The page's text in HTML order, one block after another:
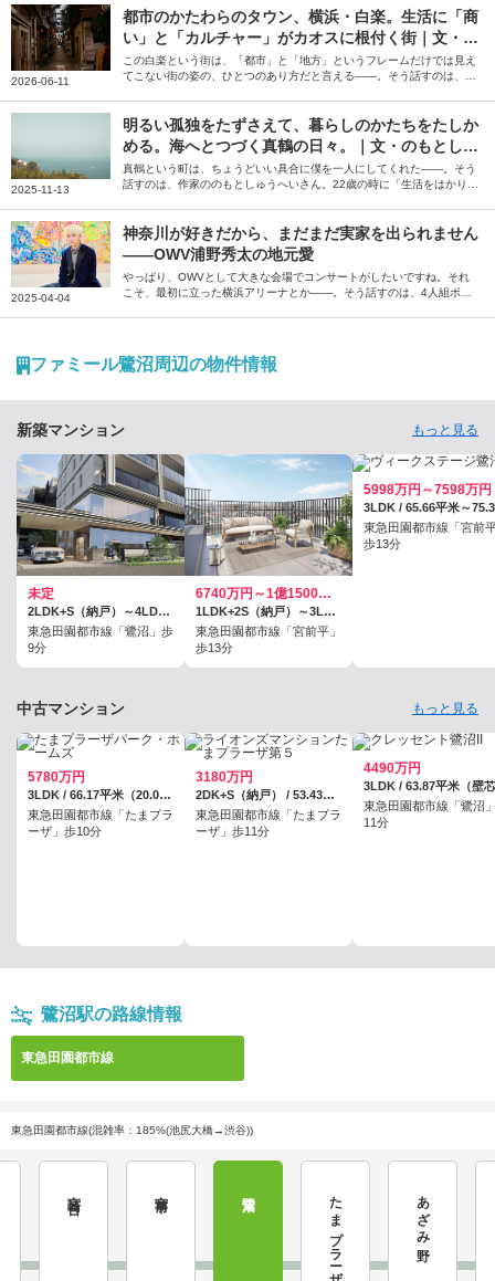
2026-06-11
都市のかたわらのタウン、横浜・白楽。生活に「商
い」と「カルチャー」がカオスに根付く街｜文・小
池真幸
この白楽という街は、「都市」と「地方」というフレームだけでは見え
てこない街の姿の、ひとつのあり方だと言える――。そう話すのは、編
2025-11-13
明るい孤独をたずさえて、暮らしのかたちをたしか
める。海へとつづく真鶴の日々。｜文・のもとしゅ
うへい（作家）
真鶴という町は、ちょうどいい具合に僕を一人にしてくれた――。そう
話すのは、作家ののもとしゅうへいさん。22歳の時に「生活をはかりな
2025-04-04
神奈川が好きだから、まだまだ実家を出られません
――OWV浦野秀太の地元愛
やっぱり、OWVとして大きな会場でコンサートがしたいですね。それ
こそ、最初に立った横浜アリーナとか――。そう話すのは、4人組ボー
ファミール鷺沼周辺の物件情報
新築マンション もっと見る
未定
2LDK+S（納戸）～4LDK / 68.56平米～90.97平米
東急田園都市線「鷺沼」歩
9分
6740万円～1億1500万円
1LDK+2S（納戸）～3LDK+S（納戸） / 56.04平米～82.02平米
東急田園都市線「宮前平」
歩13分
5998万円～7598万円
東急田園都市線「宮前
歩13分
中古マンション もっと見る
5780万円
3LDK / 66.17平米（20.01坪）（壁芯）
東急田園都市線「たまプラ
ーザ」歩10分
3180万円
2DK+S（納戸） / 53.43平米（16.16坪）
東急田園都市線「たまプラ
ーザ」歩11分
4490万円
3LDK / 63.87平米（壁
東急田園都市線「鷺沼
11分
鷺沼駅の路線情報
東急田園都市線
東急田園都市線(混雑率：185%(池尻大橋→渋谷))
たまプラーザ あざみ野